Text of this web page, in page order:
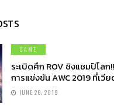
GAME
ระเบิดศึก ROV ชิงแชมป์โล
การแข่งขัน AWC 2019 ที่เวี
JUNE 26, 2019